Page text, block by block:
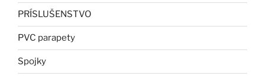
PRÍSLUŠENSTVO
PVC parapety
Spojky